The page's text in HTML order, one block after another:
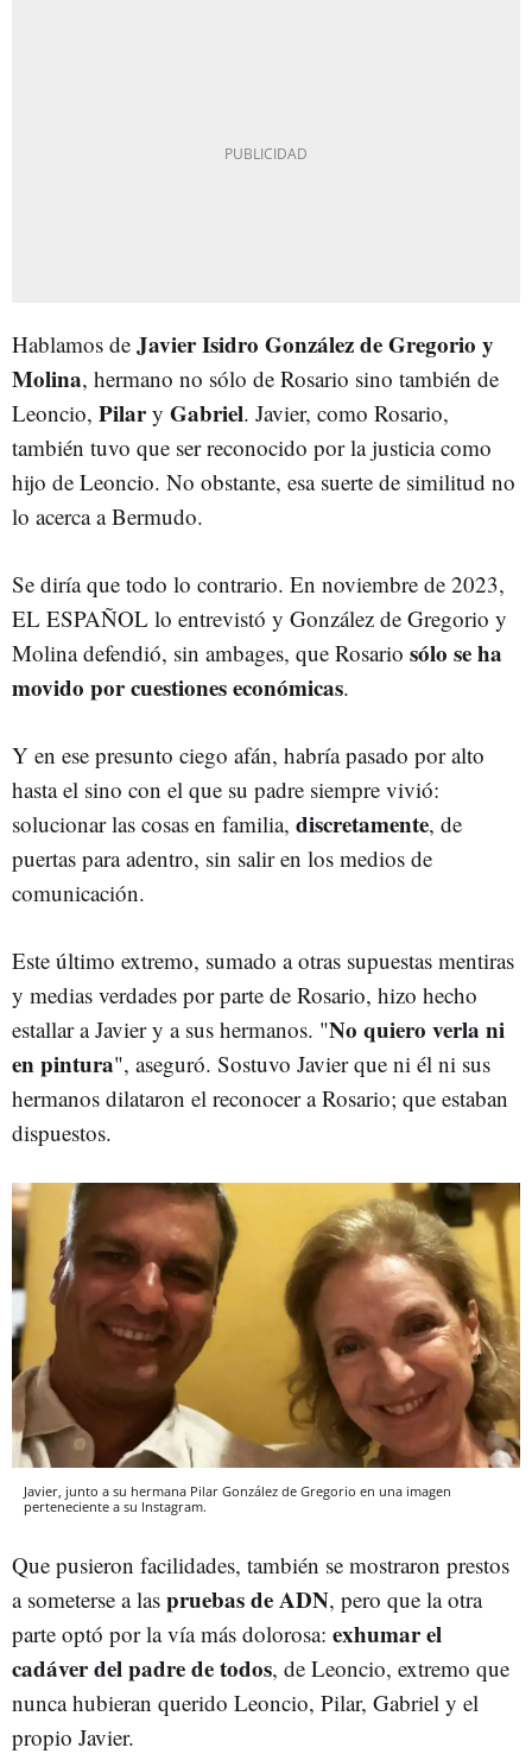
Hablamos de Javier Isidro González de Gregorio y
Molina, hermano no sólo de Rosario sino también de
Leoncio, Pilary Gabriel. Javier, como Rosario,
también tuvo que ser reconocido por la justicia como
hijo de Leoncio. No obstante, esa suerte de similitud no
lo acerca a Bermudo.
Se diría que todo lo contrario. En noviembre de 2023,
EL ESPAÑOL lo entrevistó y González de Gregorio y
Molina defendió, sin ambages, que Rosario sólo se ha
movido por cuestiones económicas.
Y en ese presunto ciego afán, habría pasado por alto
hasta el sino con el que su padre siempre vivió:
solucionar las cosas en familia, discretamente, de
puertas para adentro, sin salir en los medios de
comunicación.
Este último extremo, sumado a otras supuestas mentiras
y medias verdades por parte de Rosario, hizo hecho
estallar a Javier y a sus hermanos. "No quiero verla ni
en pintura", aseguró. Sostuvo Javier que ni él ni sus
hermanos dilataron el reconocer a Rosario; que estaban
dispuestos.
Javier, junto a su hermana Pilar González de Gregorio en una imagen
perteneciente a su Instagram.
Que pusieron facilidades, también se mostraron prestos
a someterse a las pruebas de ADN, pero que la otra
parte optó por la vía más dolorosa: exhumar el
cadáver del padre de todos, de Leoncio, extremo que
nunca hubieran querido Leoncio, Pilar, Gabriel y el
propio Javier.